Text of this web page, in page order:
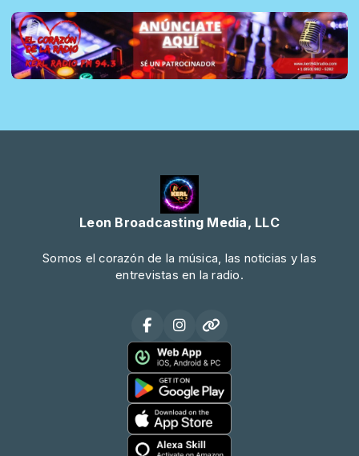
Leon Broadcasting Media, LLC
Somos el corazón de la música, las noticias y las
entrevistas en la radio.